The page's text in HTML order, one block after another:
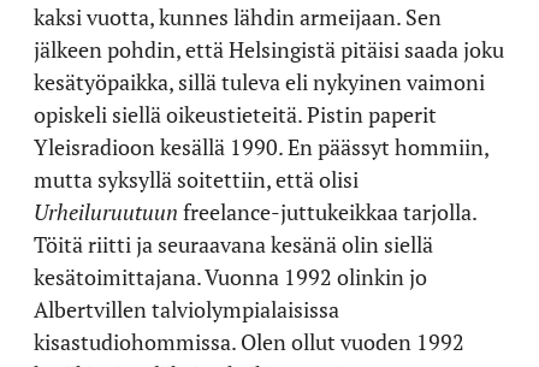
kaksi vuotta, kunnes lähdin armeijaan. Sen
jälkeen pohdin, että Helsingistä pitäisi saada joku
kesätyöpaikka, sillä tuleva eli nykyinen vaimoni
opiskeli siellä oikeustieteitä. Pistin paperit
Yleisradioon kesällä 1990. En päässyt hommiin,
mutta syksyllä soitettiin, että olisi
Urheiluruutuun freelance-juttukeikkaa tarjolla.
Töitä riitti ja seuraavana kesänä olin siellä
kesätoimittajana. Vuonna 1992 olinkin jo
Albertvillen talviolympialaisissa
kisastudiohommissa. Olen ollut vuoden 1992